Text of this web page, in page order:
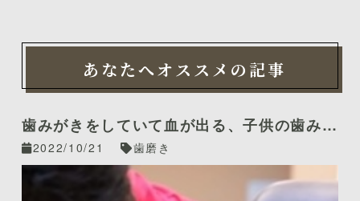
あなたへオススメの記事
歯みがきをしていて血が出る、子供の歯みが
きの仕方を知りたいという方へ
2022/10/21 歯磨き